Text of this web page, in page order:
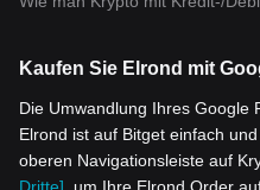
Kaufen Sie Elrond mit
Die Umwandlung Ihres Google
Elrond ist auf Bitget einfach
oberen Navigationsleiste auf